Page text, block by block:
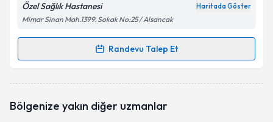
Özel Sağlık Hastanesi Haritada Göster
Mimar Sinan Mah.1399. Sokak No:25 / Alsancak
Randevu Talep Et
Randevu Takvimi Talebi
talebi oluşturun. Size bu uzmandan randevu almanız
Bölgenize yakın diğer uzmanlar